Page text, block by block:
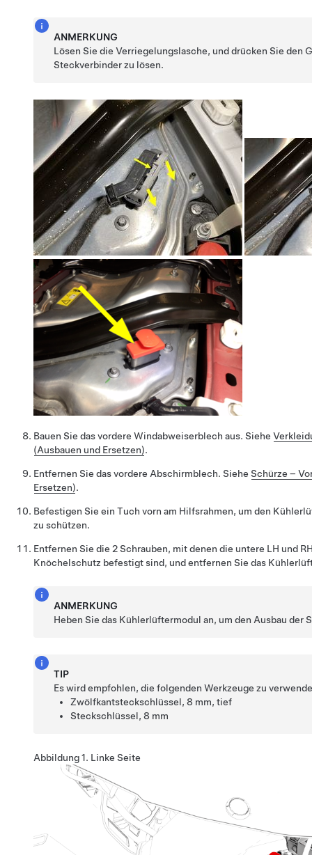
ANMERKUNG
Lösen Sie die Verriegelungslasche, und drücken Sie den
Steckverbinder zu lösen.
Bauen Sie das vordere Windabweiserblech aus. Siehe
(Ausbauen und Ersetzen).
Entfernen Sie das vordere Abschirmblech. Siehe Schürze –
Ersetzen).
Befestigen Sie ein Tuch vorn am Hilfsrahmen, um den
zu schützen.
Entfernen Sie die 2 Schrauben, mit denen die untere LH und
Knöchelschutz befestigt sind, und entfernen Sie das
ANMERKUNG
Heben Sie das Kühlerlüftermodul an, um den Ausbau der
TIP
Es wird empfohlen, die folgenden Werkzeuge zu
Zwölfkantsteckschlüssel, 8 mm, tief
Steckschlüssel, 8 mm
Abbildung 1. Linke Seite